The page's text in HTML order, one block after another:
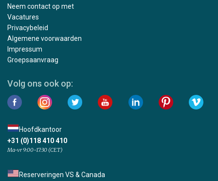
Neem contact op met
Vacatures
Privacybeleid
Algemene voorwaarden
Impressum
Groepsaanvraag
Volg ons ook op:
Hoofdkantoor
+31 (0)118 410 410
Ma-vr 9:00-17:30 (CET)
Reserveringen VS & Canada